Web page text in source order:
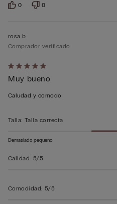
0 0
Calificación
de
5
5
rosa b
Comprador verificado
Muy bueno
Caludad y comodo
Talla: Talla correcta
Demasiado pequeño
Calidad: 5/5
Comodidad: 5/5